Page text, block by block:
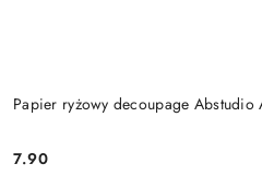
Papier ryżowy decoupage Abstudio
Cena:
7.90